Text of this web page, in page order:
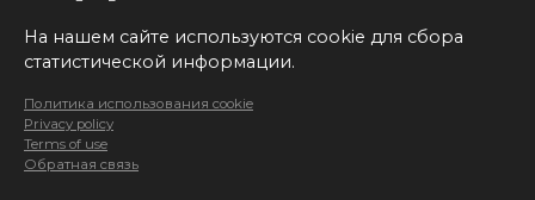
На нашем сайте используются cookie для сбора
статистической информации.
Политика использования cookie
Privacy policy
Terms of use
Обратная связь